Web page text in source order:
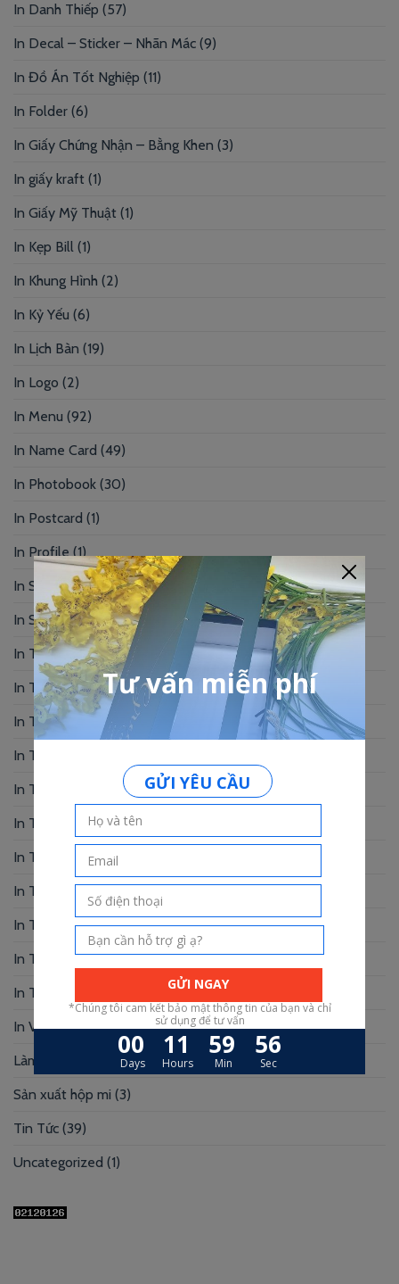
In Danh Thiếp (57)
In Decal – Sticker – Nhãn Mác (9)
In Đồ Án Tốt Nghiệp (11)
In Folder (6)
In Giấy Chứng Nhận – Bằng Khen (3)
In giấy kraft (1)
In Giấy Mỹ Thuật (1)
In Kẹp Bill (1)
In Khung Hình (2)
In Kỷ Yếu (6)
In Lịch Bàn (19)
In Logo (2)
In Menu (92)
In Name Card (49)
In Photobook (30)
In Postcard (1)
In Profile (1)
In Sổ Tay(2)
In Standee – PP(2)
In Tag Treo(7)
In Thẻ Bài(2)
In Thẻ Nhân Viên
(3)
In Thẻ Nhựa
In Thiệp Chúc Mừng
(6)
In Thiệp Cưới(33)
In Thiệp Mời (6)
In Tờ Rơi
(1)
In Tranh
(3)
In Truyện Tranh(4)
In Túi Giấy
In Voucher(12)
Làm Hộp Đựng
(30)
Sản xuất hộp mi (3)
Tin Tức (39)
Uncategorized (1)